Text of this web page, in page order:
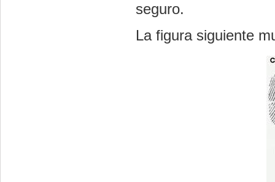
seguro.
La figura siguiente